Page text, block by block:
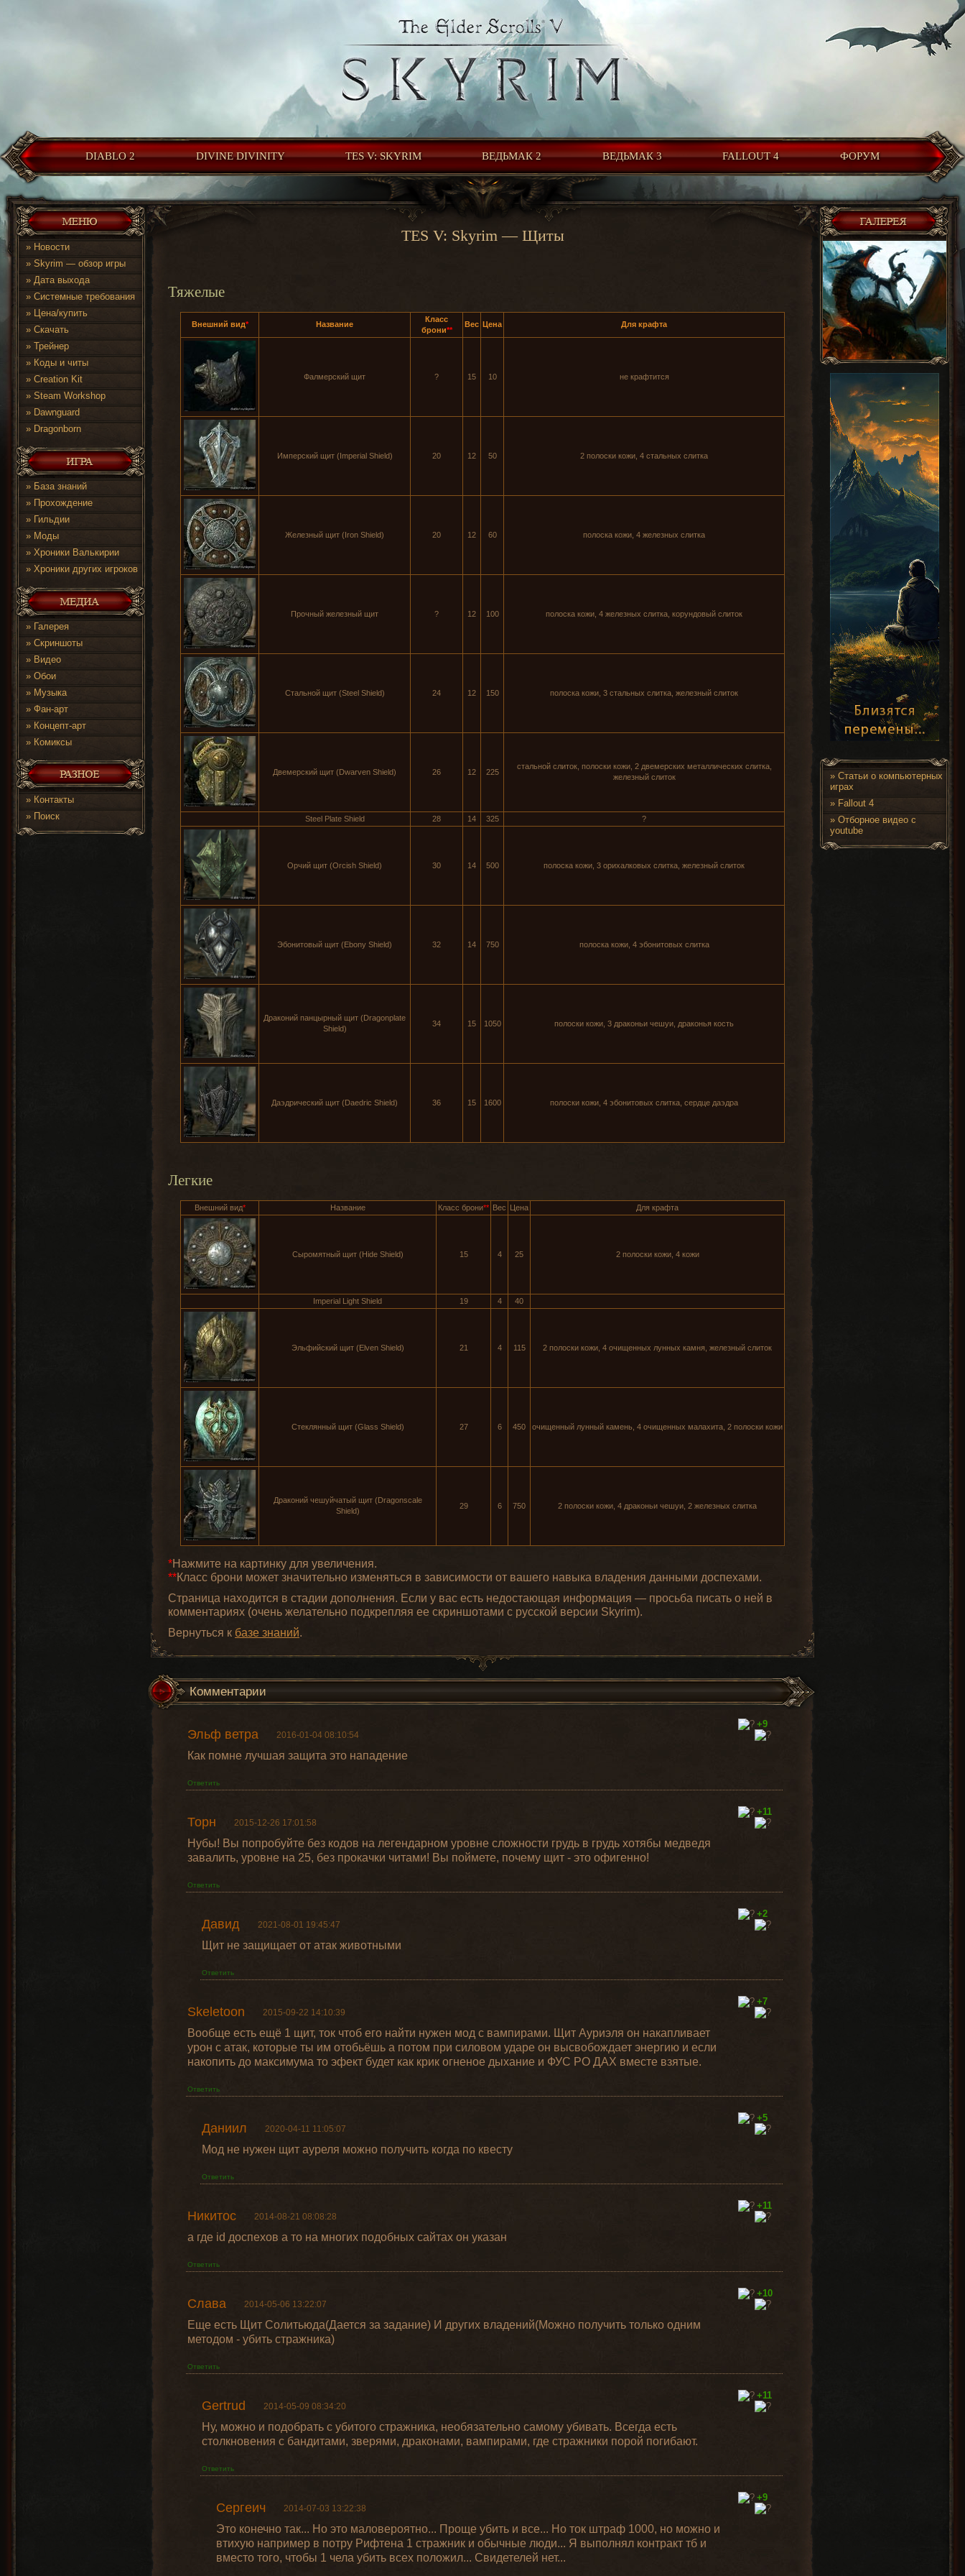
DIABLO 2 DIVINE DIVINITY TES V: SKYRIM ВЕДЬМАК 2 ВЕДЬМАК 3 FALLOUT 4 ФОРУМ
» Новости
» Skyrim — обзор игры
» Дата выхода
» Системные требования
» Цена/купить
» Скачать
» Трейнер
» Коды и читы
» Creation Kit
» Steam Workshop
» Dawnguard
» Dragonborn
» База знаний
» Прохождение
» Гильдии
» Моды
» Хроники Валькирии
» Хроники других игроков
» Галерея
» Скриншоты
» Видео
» Обои
» Музыка
» Фан-арт
» Концепт-арт
» Комиксы
» Контакты
» Поиск
» Статьи о компьютерных
играх
» Fallout 4
» Отборное видео с
youtube
TES V: Skyrim — Щиты
Тяжелые
Внешний вид* Название
Класс
брони**
Вес Цена Для крафта
Фалмерский щит ? 15 10 не крафтится
Имперский щит (Imperial Shield) 20 12 50 2 полоски кожи, 4 стальных слитка
Железный щит (Iron Shield) 20 12 60 полоска кожи, 4 железных слитка
Прочный железный щит ? 12 100 полоска кожи, 4 железных слитка, корундовый слиток
Стальной щит (Steel Shield) 24 12 150 полоска кожи, 3 стальных слитка, железный слиток
Двемерский щит (Dwarven Shield) 26 12 225
стальной слиток, полоски кожи, 2 двемерских металлических слитка,
железный слиток
Steel Plate Shield 28 14 325 ?
Орчий щит (Orcish Shield) 30 14 500 полоска кожи, 3 орихалковых слитка, железный слиток
Эбонитовый щит (Ebony Shield) 32 14 750 полоска кожи, 4 эбонитовых слитка
Драконий панцырный щит (Dragonplate
Shield)
34 15 1050 полоски кожи, 3 драконьи чешуи, драконья кость
Даэдрический щит (Daedric Shield) 36 15 1600 полоски кожи, 4 эбонитовых слитка, сердце даэдра
Легкие
Внешний вид* Название Класс брони** Вес Цена Для крафта
Сыромятный щит (Hide Shield) 15 4 25 2 полоски кожи, 4 кожи
Imperial Light Shield 19 4 40
Эльфийский щит (Elven Shield) 21 4 115 2 полоски кожи, 4 очищенных лунных камня, железный слиток
Стеклянный щит (Glass Shield) 27 6 450 очищенный лунный камень, 4 очищенных малахита, 2 полоски кожи
Драконий чешуйчатый щит (Dragonscale
Shield)
29 6 750 2 полоски кожи, 4 драконьи чешуи, 2 железных слитка
*Нажмите на картинку для увеличения.
**Класс брони может значительно изменяться в зависимости от вашего навыка владения данными доспехами.
Страница находится в стадии дополнения. Если у вас есть недостающая информация — просьба писать о ней в
комментариях (очень желательно подкрепляя ее скриншотами с русской версии Skyrim).
Вернуться к базе знаний.
Комментарии
Эльф ветра 2016-01-04 08:10:54
Как помне лучшая защита это нападение
Ответить
+9
Торн 2015-12-26 17:01:58
Нубы! Вы попробуйте без кодов на легендарном уровне сложности грудь в грудь хотябы медведя
завалить, уровне на 25, без прокачки читами! Вы поймете, почему щит - это офигенно!
Ответить
+11
Давид 2021-08-01 19:45:47
Щит не защищает от атак животными
Ответить
+2
Skeletoon 2015-09-22 14:10:39
Вообще есть ещё 1 щит, ток чтоб его найти нужен мод с вампирами. Щит Ауриэля он накапливает
урон с атак, которые ты им отобьёшь а потом при силовом ударе он высвобождает энергию и если
накопить до максимума то эфект будет как крик огненое дыхание и ФУС РО ДАХ вместе взятые.
Ответить
+7
Даниил 2020-04-11 11:05:07
Мод не нужен щит ауреля можно получить когда по квесту
Ответить
+5
Никитос 2014-08-21 08:08:28
а где id доспехов а то на многих подобных сайтах он указан
Ответить
+11
Слава 2014-05-06 13:22:07
Еще есть Щит Солитьюда(Дается за задание) И других владений(Можно получить только одним
методом - убить стражника)
Ответить
+10
Gertrud 2014-05-09 08:34:20
Ну, можно и подобрать с убитого стражника, необязательно самому убивать. Всегда есть
столкновения с бандитами, зверями, драконами, вампирами, где стражники порой погибают.
Ответить
+11
Сергеич 2014-07-03 13:22:38
Это конечно так... Но это маловероятно... Проще убить и все... Но ток штраф 1000, но можно и
втихую например в потру Рифтена 1 стражник и обычные люди... Я выполнял контракт тб и
вместо того, чтобы 1 чела убить всех положил... Свидетелей нет...
+9